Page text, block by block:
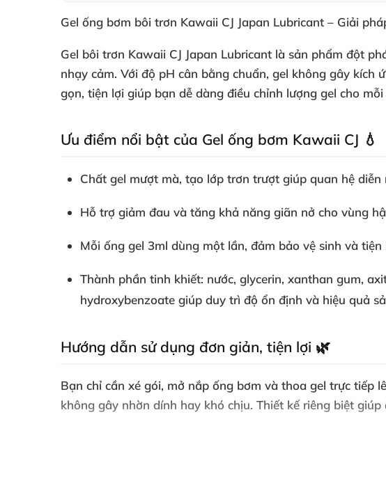
Gel ống bơm bôi trơn Kawaii CJ Japan Lubricant – Giải
Gel bôi trơn Kawaii CJ Japan Lubricant là sản phẩm đột
nhạy cảm. Với độ pH cân bằng chuẩn, gel không gây
gọn, tiện lợi giúp bạn dễ dàng điều chỉnh lượng gel cho
Ưu điểm nổi bật của Gel ống bơm Kawaii CJ 💧
Chất gel mượt mà, tạo lớp trơn trượt giúp quan hệ
Hỗ trợ giảm đau và tăng khả năng giãn nở cho vùng
Mỗi ống gel 3ml dùng một lần, đảm bảo vệ sinh và
Thành phần tinh khiết: nước, glycerin, xanthan gum,
hydroxybenzoate giúp duy trì độ ổn định và hiệu quả
Hướng dẫn sử dụng đơn giản, tiện lợi 🌿
Bạn chỉ cần xé gói, mở nắp ống bơm và thoa gel trực tiếp
không gây nhờn dính hay khó chịu. Thiết kế riêng biệt